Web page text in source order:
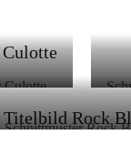
Culotte
Schnittmuster Rock